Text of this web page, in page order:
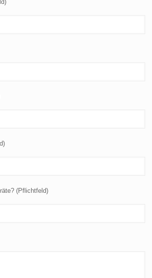
(Pflichtfeld)